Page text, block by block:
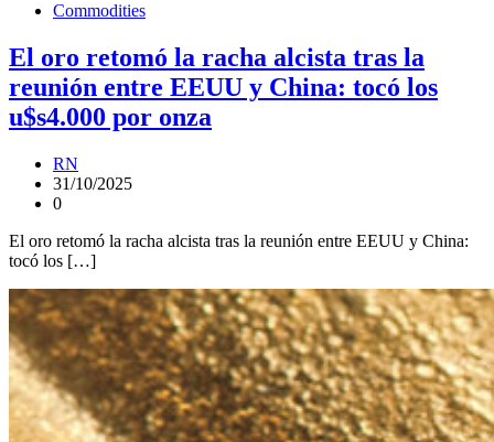
Commodities
El oro retomó la racha alcista tras la
reunión entre EEUU y China: tocó los
u$s4.000 por onza
RN
31/10/2025
0
El oro retomó la racha alcista tras la reunión entre EEUU y China:
tocó los […]